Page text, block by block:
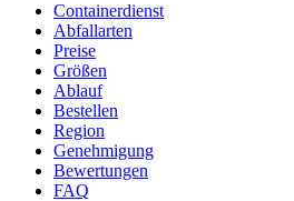
Containerdienst
Abfallarten
Preise
Größen
Ablauf
Bestellen
Region
Genehmigung
Bewertungen
FAQ